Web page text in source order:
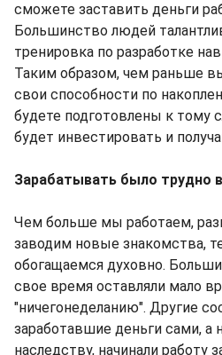
сможете заставить деньги
Большинство людей
тренировка по разработке
Таким образом, чем раньше
свои способности по
будете подготовлены к тому
будет инвестировать и
Зарабатывать было трудно
Чем больше мы работаем,
заводим новые знакомства,
обогащаемся духовно.
свое время оставляли мало
"ничегонеделанию". Другие
заработавшие деньги сами, а
наследству, начинали работу